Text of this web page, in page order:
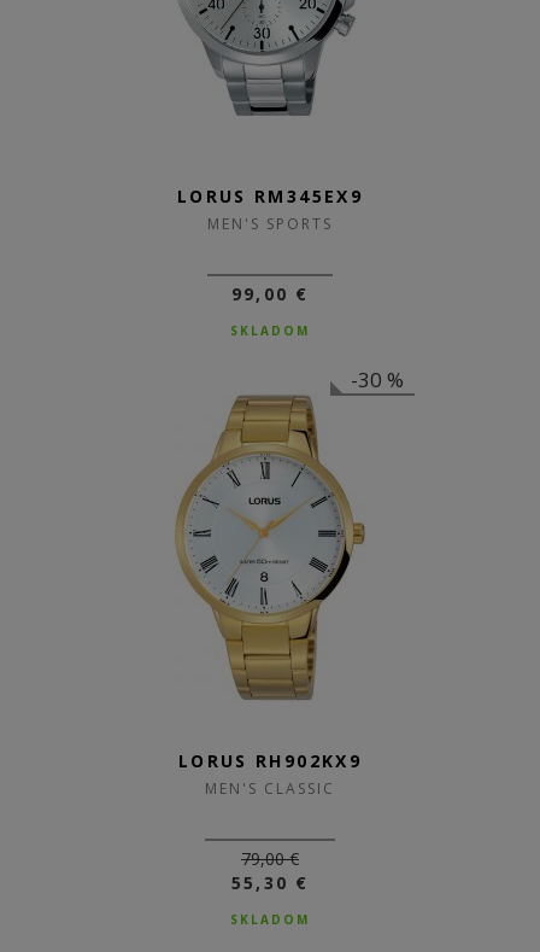
LORUS RM345EX9
MEN'S SPORTS
99,00 €
SKLADOM
-30 %
LORUS RH902KX9
MEN'S CLASSIC
79,00 €
55,30 €
SKLADOM